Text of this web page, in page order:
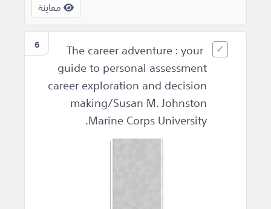
معاينة
6
The career adventure : your
guide to personal assessment
career exploration and decision
making/Susan M. Johnston
Marine Corps University.